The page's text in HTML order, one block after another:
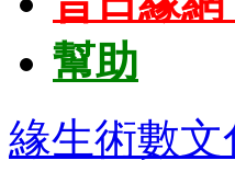
幫助
緣生術數